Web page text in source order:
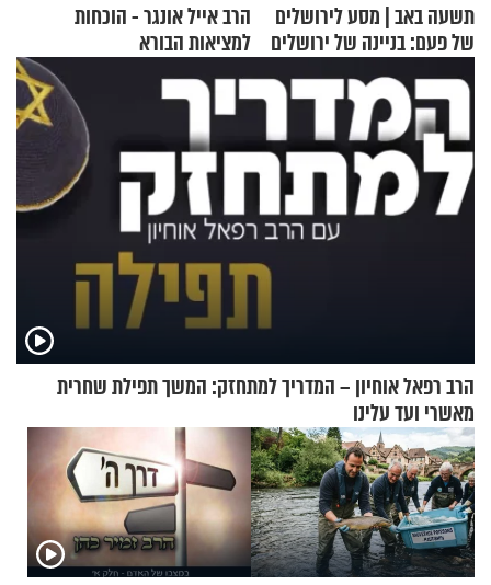
תשעה באב | מסע לירושלים
של פעם: בניינה של ירושלים
הרב אייל אונגר - הוכחות
למציאות הבורא
הרב רפאל אוחיון – המדריך למתחזק: המשך תפילת שחרית
מאשרי ועד עלינו